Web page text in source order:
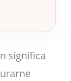
significa